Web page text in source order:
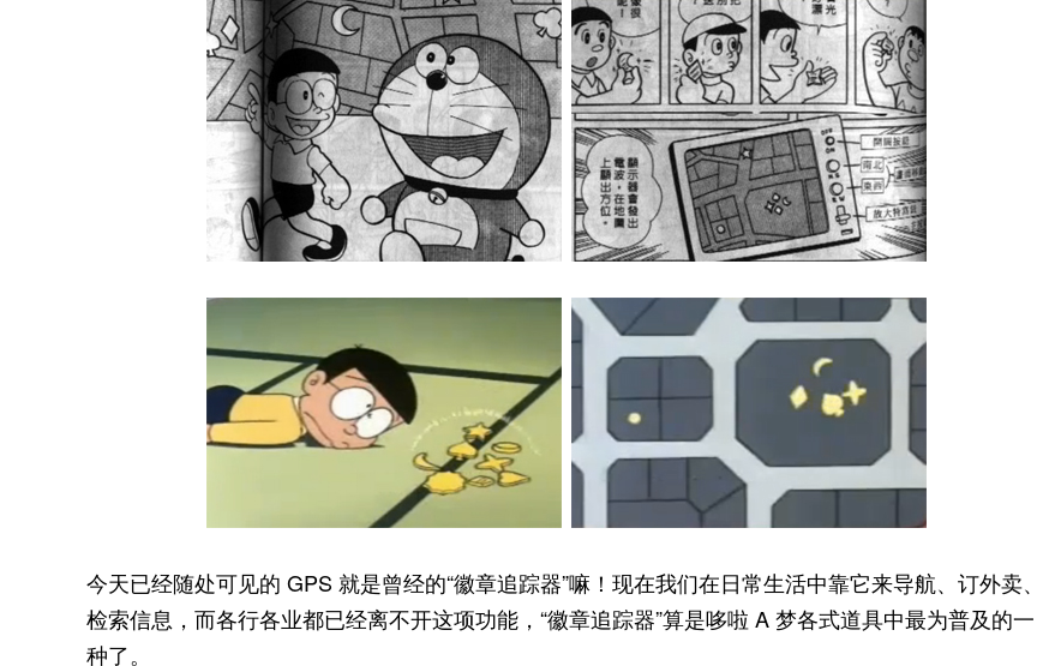
今天已经随处可见的 GPS 就是曾经的“徽章追踪器”嘛！现在我们在日常生活中靠它来导航、订外卖、
检索信息，而各行各业都已经离不开这项功能，“徽章追踪器”算是哆啦 A 梦各式道具中最为普及的一
种了。